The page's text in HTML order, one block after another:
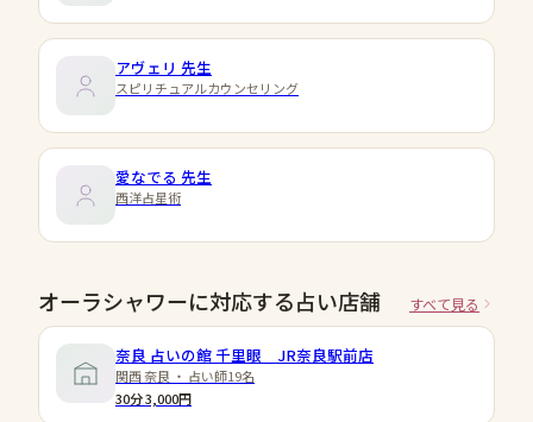
アヴェリ 先生
スピリチュアルカウンセリング
愛なでる 先生
西洋占星術
オーラシャワーに対応する占い店舗 すべて見る
奈良 占いの館 千里眼 JR奈良駅前店
関西 奈良 ・ 占い師19名
30分 3,000円